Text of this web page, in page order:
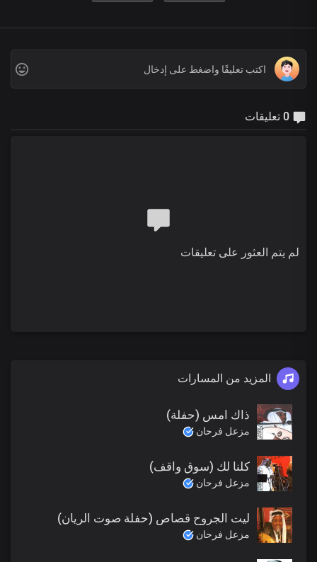
لم يتم العثور على تعليقات
المزيد من المسارات
ذاك امس (حفلة)
مزعل فرحان
كلنا لك (سوق واقف)
مزعل فرحان
ليت الجروح قصاص (حفلة صوت الريان)
مزعل فرحان